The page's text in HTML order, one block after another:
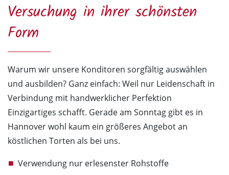
Versuchung in ihrer schönsten
Form
Warum wir unsere Konditoren sorgfältig auswählen
und ausbilden? Ganz einfach: Weil nur Leidenschaft in
Verbindung mit handwerklicher Perfektion
Einzigartiges schafft. Gerade am Sonntag gibt es in
Hannover wohl kaum ein größeres Angebot an
köstlichen Torten als bei uns.
Verwendung nur erlesenster Rohstoffe